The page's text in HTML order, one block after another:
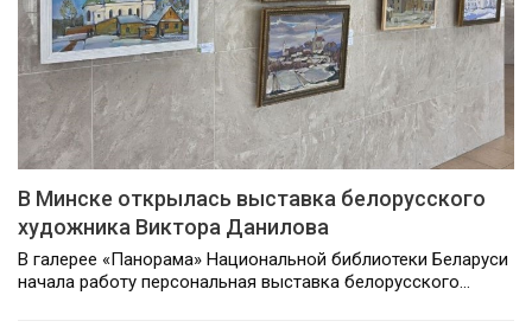
В Минске открылась выставка белорусского
художника Виктора Данилова
В галерее «Панорама» Национальной библиотеки Беларуси
начала работу персональная выставка белорусского…